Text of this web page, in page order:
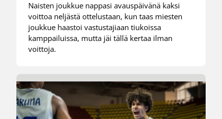
Naisten joukkue nappasi avauspäivänä kaksi
voittoa neljästä ottelustaan, kun taas miesten
joukkue haastoi vastustajiaan tiukoissa
kamppailuissa, mutta jäi tällä kertaa ilman
voittoja.